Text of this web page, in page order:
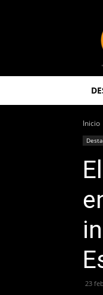
Inicio
23